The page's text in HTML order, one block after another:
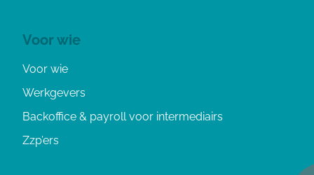
Voor wie
Voor wie
Werkgevers
Backoffice & payroll voor intermediairs
Zzp’ers